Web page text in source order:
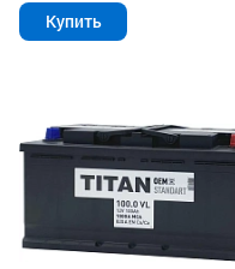
Купить